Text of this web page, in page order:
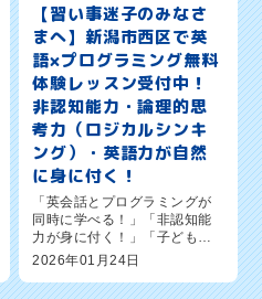
【習い事迷子のみなさ
まへ】新潟市西区で英
語×プログラミング無料
体験レッスン受付中！
非認知能力・論理的思
考力（ロジカルシンキ
ング）・英語力が自然
に身に付く！
「英会話とプログラミングが
同時に学べる！」「非認知能
力が身に付く！」「子どもの
習い事の人気コンテンツ」新
潟市西区の英語×プログラミン
グ教室ワンダーコード新潟新
2026年01月24日